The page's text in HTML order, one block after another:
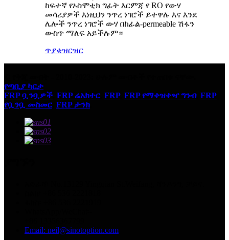
ከፍተኛ የኦስሞቲክ ግፊት እርምጃ የ RO የውሃ
መሳሪያዎች እነዚህን ንጥረ ነገሮች ይተዋሉ እና እንደ
ሌሎች ንጥረ ነገሮች ውሃ በከፊል-permeable ሽፋን
ውስጥ ማለፍ አይችሉም።
ጥያቄዝርዝር
የጣቢያ ካርታ
FRP ቧንቧዎች FRP ሬአክተር FRP, FRP የማቀዝቀዣ ግንብ, FRP
የቧንቧ መስመር FRP ታንክ
Email: neil@sinotoption.com